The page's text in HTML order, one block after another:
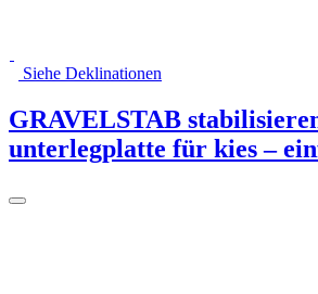
Siehe Deklinationen
GRAVELSTAB
unterlegplatte für kies –